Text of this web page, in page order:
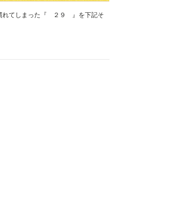
れてしまった『 ２９ 』を下記そ